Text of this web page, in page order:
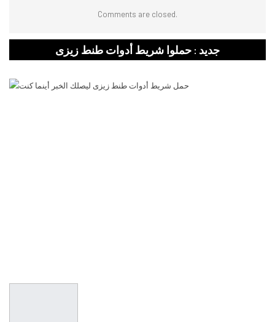
Comments are closed.
جديد : حملوا شريط أدوات طنط زيزى